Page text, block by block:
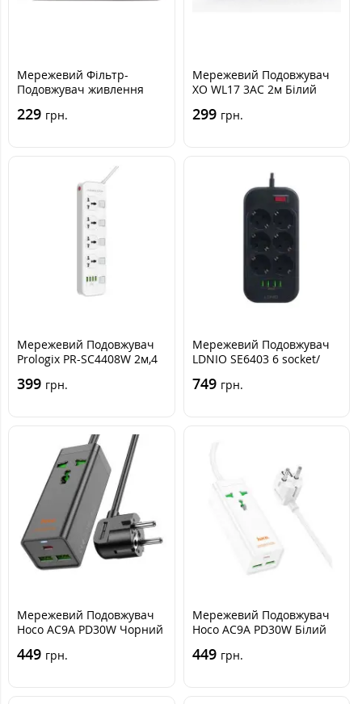
Мережевий Фільтр-
Подовжувач живлення
розеток, 1.8 м, чорний
229 грн.
Мережевий Подовжувач
XO WL17 3AC 2м Білий
299 грн.
Мережевий Подовжувач
Prologix PR-SC4408W 2м,4
399 грн.
Мережевий Подовжувач
LDNIO SE6403 6 socket/
749 грн.
Мережевий Подовжувач
Hoco AC9A PD30W Чорний
449 грн.
Мережевий Подовжувач
Hoco AC9A PD30W Білий
449 грн.